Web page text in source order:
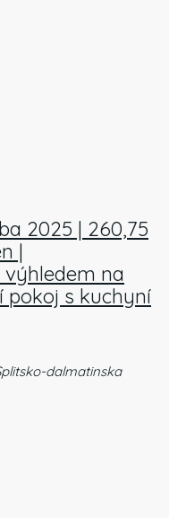
2025 | 260,75
|
na
pokoj s kuchyní
dalmatinska